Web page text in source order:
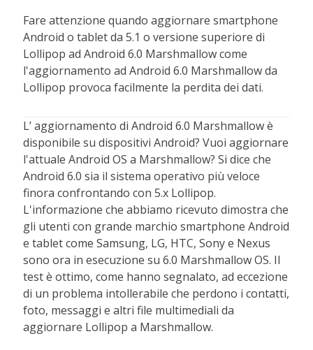
Fare attenzione quando aggiornare smartphone
Android o tablet da 5.1 o versione superiore di
Lollipop ad Android 6.0 Marshmallow come
l'aggiornamento ad Android 6.0 Marshmallow da
Lollipop provoca facilmente la perdita dei dati.
L’ aggiornamento di Android 6.0 Marshmallow è
disponibile su dispositivi Android? Vuoi aggiornare
l'attuale Android OS a Marshmallow? Si dice che
Android 6.0 sia il sistema operativo più veloce
finora confrontando con 5.x Lollipop.
L'informazione che abbiamo ricevuto dimostra che
gli utenti con grande marchio smartphone Android
e tablet come Samsung, LG, HTC, Sony e Nexus
sono ora in esecuzione su 6.0 Marshmallow OS. Il
test è ottimo, come hanno segnalato, ad eccezione
di un problema intollerabile che perdono i contatti,
foto, messaggi e altri file multimediali da
aggiornare Lollipop a Marshmallow.